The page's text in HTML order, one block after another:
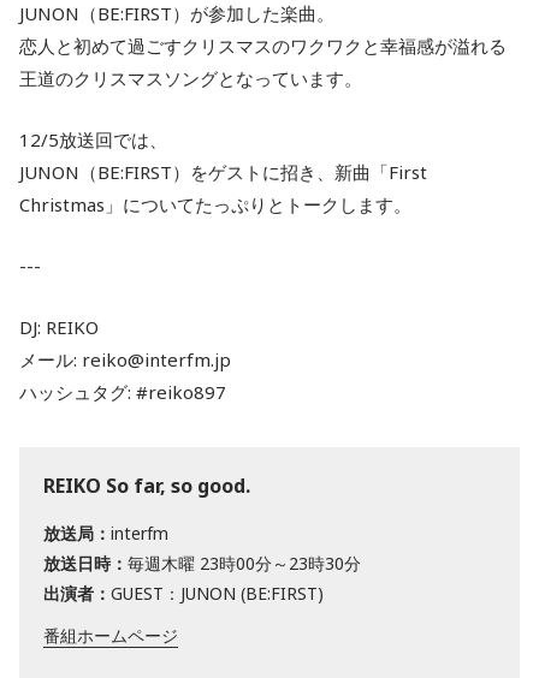
JUNON（BE:FIRST）が参加した楽曲。
恋人と初めて過ごすクリスマスのワクワクと幸福感が溢れる
王道のクリスマスソングとなっています。
12/5放送回では、
JUNON（BE:FIRST）をゲストに招き、新曲「First
Christmas」についてたっぷりとトークします。
---
DJ: REIKO
メール: reiko@interfm.jp
ハッシュタグ: #reiko897
REIKO So far, so good.
放送局： interfm
放送日時： 毎週木曜 23時00分～23時30分
出演者： GUEST：JUNON (BE:FIRST)
番組ホームページ